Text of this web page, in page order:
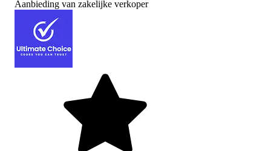
Aanbieding van zakelijke verkoper